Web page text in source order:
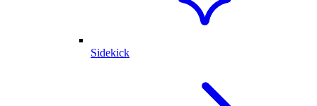
Sidekick